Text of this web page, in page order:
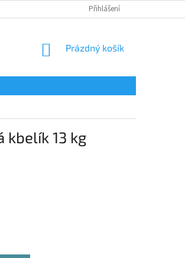
Přihlášení
NÁKUPNÍ
Prázdný košík
kbelík 13 kg